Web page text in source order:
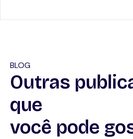
BLOG
Outras
que
você pode